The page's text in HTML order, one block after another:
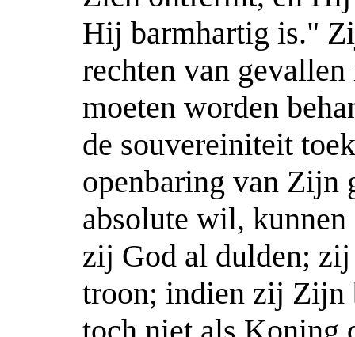
Hij barmhartig is."
rechten van
moeten worden
de souvereiniteit
openbaring van Zijn
absolute wil,
zij God al dulden;
troon; indien zij Zijn